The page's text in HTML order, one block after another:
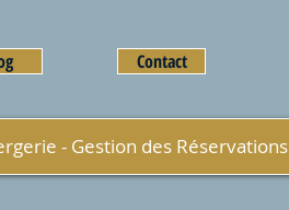
Contact
- Gestion des Réservations